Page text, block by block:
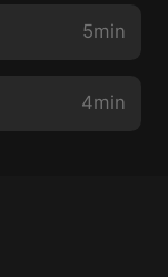
5min
4min